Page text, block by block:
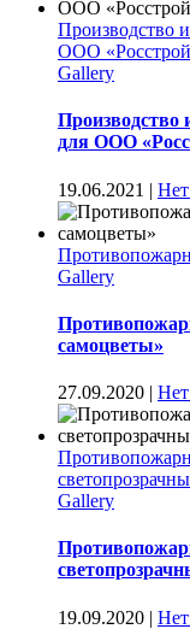
Производство
ООО
Gallery
Производство
для ООО
19.06.2021 |
Gallery
самоцветы»
27.09.2020 |
Gallery
19.09.2020 |